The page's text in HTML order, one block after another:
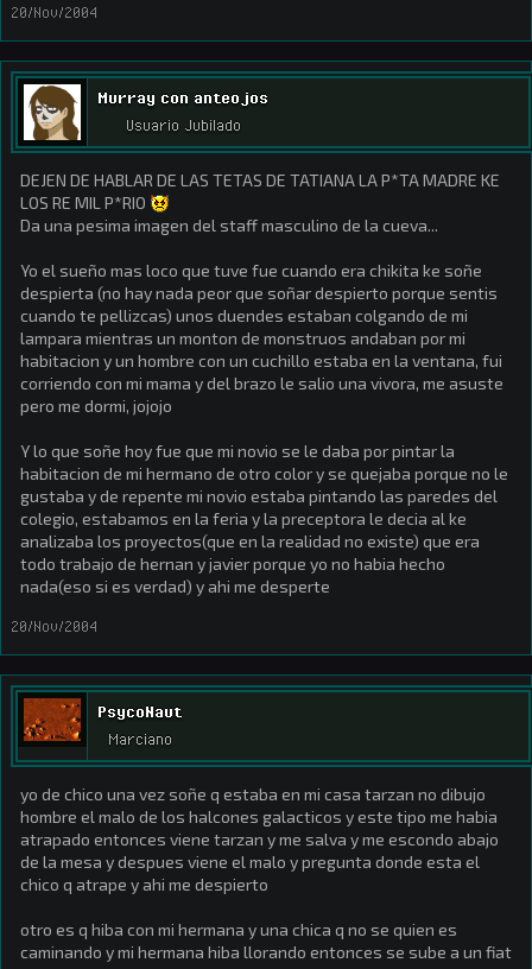
20/Nov/2004
Murray con anteojos
Usuario Jubilado
DEJEN DE HABLAR DE LAS TETAS DE TATIANA LA P*TA MADRE KE
LOS RE MIL P*RIO
Da una pesima imagen del staff masculino de la cueva...
Yo el sueño mas loco que tuve fue cuando era chikita ke soñe
despierta (no hay nada peor que soñar despierto porque sentis
cuando te pellizcas) unos duendes estaban colgando de mi
lampara mientras un monton de monstruos andaban por mi
habitacion y un hombre con un cuchillo estaba en la ventana, fui
corriendo con mi mama y del brazo le salio una vivora, me asuste
pero me dormi, jojojo
Y lo que soñe hoy fue que mi novio se le daba por pintar la
habitacion de mi hermano de otro color y se quejaba porque no le
gustaba y de repente mi novio estaba pintando las paredes del
colegio, estabamos en la feria y la preceptora le decia al ke
analizaba los proyectos(que en la realidad no existe) que era
todo trabajo de hernan y javier porque yo no habia hecho
nada(eso si es verdad) y ahi me desperte
20/Nov/2004
PsycoNaut
Marciano
yo de chico una vez soñe q estaba en mi casa tarzan no dibujo
hombre el malo de los halcones galacticos y este tipo me habia
atrapado entonces viene tarzan y me salva y me escondo abajo
de la mesa y despues viene el malo y pregunta donde esta el
chico q atrape y ahi me despierto
otro es q hiba con mi hermana y una chica q no se quien es
caminando y mi hermana hiba llorando entonces se sube a un fiat